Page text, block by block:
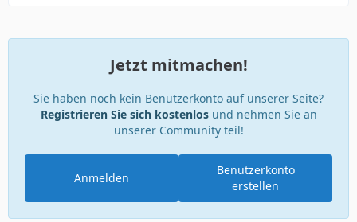
Jetzt mitmachen!
Sie haben noch kein Benutzerkonto auf unserer Seite?
Registrieren Sie sich kostenlosund nehmen Sie an
unserer Community teil!
Benutzerkonto
erstellen
Anmelden